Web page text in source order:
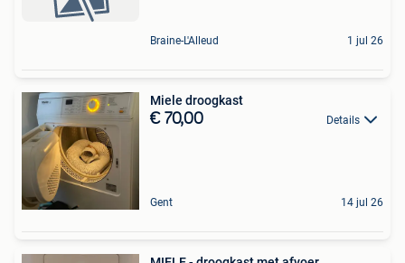
Braine-L'Alleud 1 jul 26
Miele droogkast
€ 70,00 Details
Gent 14 jul 26